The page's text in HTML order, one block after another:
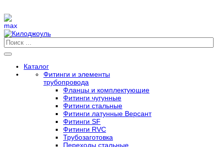
Каталог
Фитинги и элементы
трубопровода
Фланцы и комплектующие
Фитинги чугунные
Фитинги стальные
Фитинги латунные Версант
Фитинги SF
Фитинги RVC
Трубозаготовка
Переходы стальные